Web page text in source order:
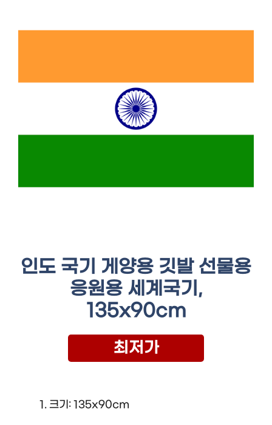
인도 국기 게양용 깃발 선물용
응원용 세계국기,
135x90cm
최저가
크기: 135x90cm